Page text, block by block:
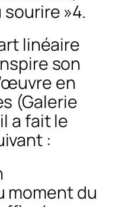
»4.
linéaire
son
en
(Galerie
a fait le
:
moment du